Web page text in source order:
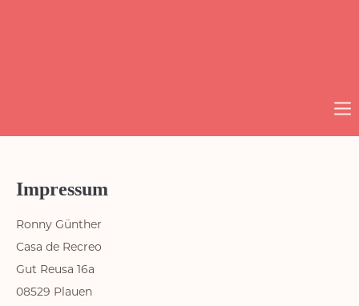
Impressum
Ronny Günther
Casa de Recreo
Gut Reusa 16a
08529 Plauen